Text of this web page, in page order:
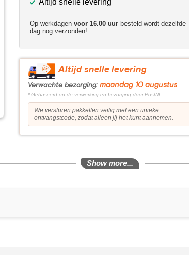
Altijd snelle levering
Op werkdagen voor 16.00 uur besteld wordt dezelfde
dag nog verzonden!
Altijd snelle levering
Verwachte bezorging: maandag 10 augustus
* Gebaseerd op de verwerking en bezorging door PostNL.
We versturen pakketten veilig met een unieke
ontvangstcode, zodat alleen jij het kunt aannemen.
Show more...